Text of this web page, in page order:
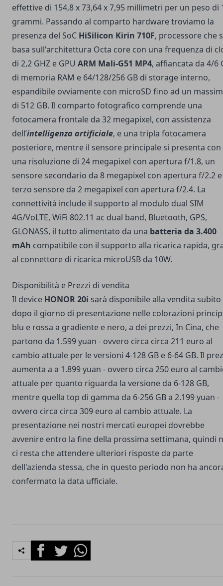
effettive di 154,8 x 73,64 x 7,95 millimetri per un peso di
grammi. Passando al comparto hardware troviamo la
presenza del SoC HiSilicon Kirin 710F, processore che
basa sull'architettura Octa core con una frequenza di
di 2,2 GHZ e GPU ARM Mali-G51 MP4, affiancata da 4/6
di memoria RAM e 64/128/256 GB di storage interno,
espandibile ovviamente con microSD fino ad un
di 512 GB. Il comparto fotografico comprende una
fotocamera frontale da 32 megapixel, con assistenza
dell’intelligenza artificiale, e una tripla fotocamera
posteriore, mentre il sensore principale si presenta con
una risoluzione di 24 megapixel con apertura f/1.8, un
sensore secondario da 8 megapixel con apertura f/2.2
terzo sensore da 2 megapixel con apertura f/2.4. La
connettività include il supporto al modulo dual SIM
4G/VoLTE, WiFi 802.11 ac dual band, Bluetooth, GPS,
GLONASS, il tutto alimentato da una batteria da 3.400
mAh compatibile con il supporto alla ricarica rapida,
al connettore di ricarica microUSB da 10W.
Disponibilità e Prezzi di vendita
Il device HONOR 20i sarà disponibile alla vendita subito
dopo il giorno di presentazione nelle colorazioni
blu e rossa a gradiente e nero, a dei prezzi, In Cina, che
partono da 1.599 yuan - ovvero circa circa 211 euro al
cambio attuale per le versioni 4-128 GB e 6-64 GB. Il
aumenta a a 1.899 yuan - ovvero circa 250 euro al
attuale per quanto riguarda la versione da 6-128 GB,
mentre quella top di gamma da 6-256 GB a 2.199 yuan -
ovvero circa circa 309 euro al cambio attuale. La
presentazione nei nostri mercati europei dovrebbe
avvenire entro la fine della prossima settimana, quindi
ci resta che attendere ulteriori risposte da parte
dell'azienda stessa, che in questo periodo non ha
confermato la data ufficiale.
FacebookTwitterWhatsapp